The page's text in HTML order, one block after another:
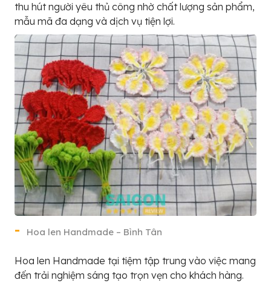
thu hút người yêu thủ công nhờ chất lượng sản phẩm,
mẫu mã đa dạng và dịch vụ tiện lợi.
Hoa len Handmade – Bình Tân
Hoa len Handmade tại tiệm tập trung vào việc mang
đến trải nghiệm sáng tạo trọn vẹn cho khách hàng.